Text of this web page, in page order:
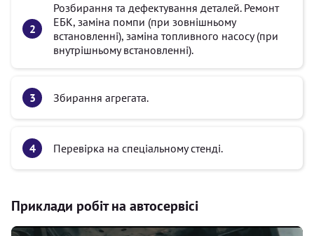
Розбирання та дефектування деталей. Ремонт
ЕБК, заміна помпи (при зовнішньому
встановленні), заміна топливного насосу (при
внутрішньому встановленні).
Збирання агрегата.
Перевірка на спеціальному стенді.
Приклади робіт на автосервісі